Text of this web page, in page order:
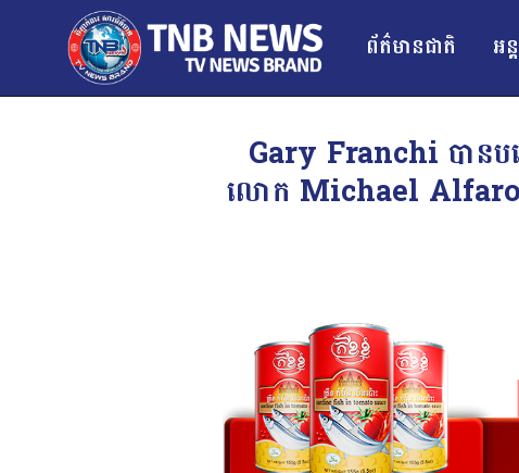
ព័ត៌មានជាតិ អន្
Gary Franchi បានបង្
លោក Michael Alfaro ប